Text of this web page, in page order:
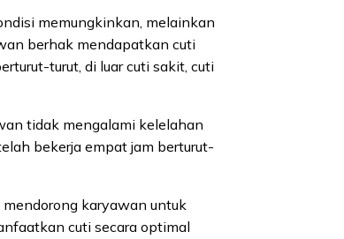
memungkinkan, melainkan
berhak mendapatkan cuti
turut, di luar cuti sakit, cuti
tidak mengalami kelelahan
bekerja empat jam berturut-
karyawan untuk
cuti secara optimal